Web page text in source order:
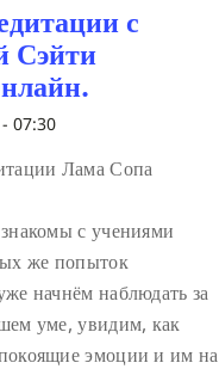
с
Сэйти
07:30
Лама Сопа
с учениями
же попыток
начнём наблюдать за
уме, увидим, как
эмоции и им на